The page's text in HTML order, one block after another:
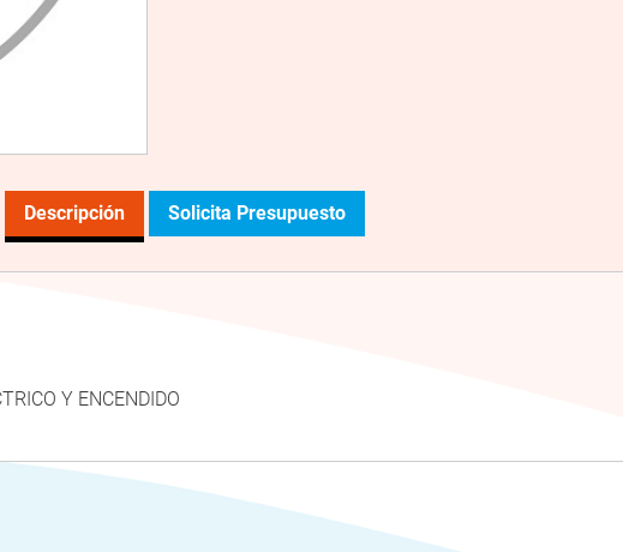
Descripción Solicita Presupuesto
Y ENCENDIDO